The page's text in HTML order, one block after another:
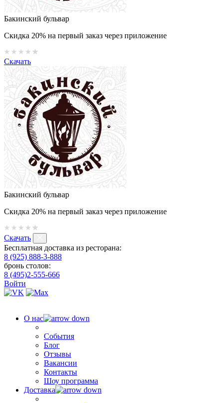
Бакинский бульвар
Скидка 20% на первый заказ через приложение
Скачать
Бакинский бульвар
Скидка 20% на первый заказ через приложение
Скачать
Бесплатная доставка из ресторана:
8 (925) 888-3-888
бронь столов:
8 (495)2-555-666
Войти
О нас
События
Блог
Отзывы
Вакансии
Контакты
Шоу программа
Доставка